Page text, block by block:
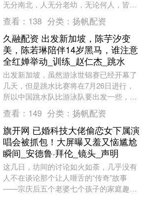
无分南北，人无分老幼，无论何人，皆有
守土抗战之责任，皆抱定牺牲一切之决
心”。....
查看： 138 分类： 扬帆配资
久融配资 出发新加坡，陈芋汐变
美，陈若琳陪伴14岁黑马，谁注意
全红婵举动_训练_赵仁杰_跳水
出发新加坡，虽然游泳世锦赛已经开幕了
几天，但是跳水比赛将在7月26日进行，
所以中国跳水队比游泳队要出发一些，而
随着比赛的临近，中国跳水队也是出发前
往新加坡，亮相....
查看： 149 分类： 扬帆配资
旗开网 已婚科技大佬偷恋女下属演
唱会被抓包！大屏曝又羞又恼尴尬
瞬间_安德鲁·拜伦_镜头_声明
这几日，坊间的讨论如火如荼，几乎没有
人不在谈论那个让人咂舌的“传奇”故事
——宗庆后五个老婆七个孩子的家庭趣